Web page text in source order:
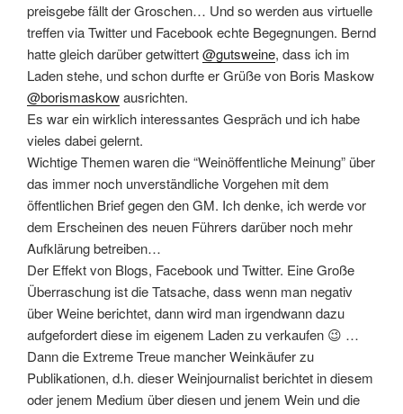
preisgebe fällt der Groschen… Und so werden aus virtuelle
treffen via Twitter und Facebook echte Begegnungen. Bernd
hatte gleich darüber getwittert@gutsweine, dass ich im
Laden stehe, und schon durfte er Grüße von Boris Maskow
@borismaskowausrichten.
Es war ein wirklich interessantes Gespräch und ich habe
vieles dabei gelernt.
Wichtige Themen waren die “Weinöffentliche Meinung” über
das immer noch unverständliche Vorgehen mit dem
öffentlichen Brief gegen den GM. Ich denke, ich werde vor
dem Erscheinen des neuen Führers darüber noch mehr
Aufklärung betreiben…
Der Effekt von Blogs, Facebook und Twitter. Eine Große
Überraschung ist die Tatsache, dass wenn man negativ
über Weine berichtet, dann wird man irgendwann dazu
aufgefordert diese im eigenem Laden zu verkaufen 😉 …
Dann die Extreme Treue mancher Weinkäufer zu
Publikationen, d.h. dieser Weinjournalist berichtet in diesem
oder jenem Medium über diesen und jenem Wein und die